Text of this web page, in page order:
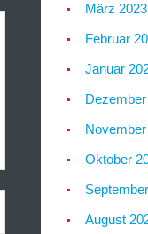
März 2023
Februar
Januar
Oktober
August